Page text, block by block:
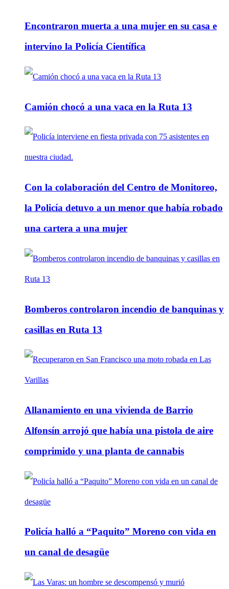
Encontraron muerta a una mujer en su casa e
intervino la Policía Científica
Camión chocó a una vaca en la Ruta 13
Con la colaboración del Centro de Monitoreo,
la Policía detuvo a un menor que había robado
una cartera a una mujer
Bomberos controlaron incendio de banquinas y
casillas en Ruta 13
Allanamiento en una vivienda de Barrio
Alfonsín arrojó que había una pistola de aire
comprimido y una planta de cannabis
Policía halló a “Paquito” Moreno con vida en
un canal de desagüe